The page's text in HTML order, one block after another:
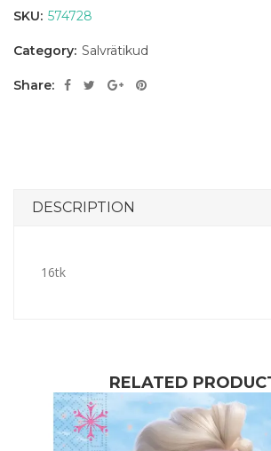
SKU: 574728
Category: Salvrätikud
Share:
DESCRIPTION
16tk
RELATED